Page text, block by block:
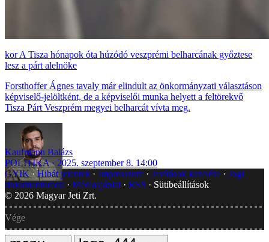
A Tisza hónapok óta húzódó veszprémi belharcának győztese
lesz a párt alelnöke
Forsthoffer Ágnes tavaly már elindult az önkormányzati választáson
képviselő-jelöltként, de a képviselői munka helyett a feltörekvő
Tisza Párt Veszprém megyei belharcát vívta meg.
Kaufmann Balázs
POLITIKA
2025. szeptember 8. 14:00
GYIK
Hibát jelentek Impresszum Javítások kezelése
Jogi
dokumentumok
Médiaajánlat RSS
Sütibeállítások
© 2026 Magyar Jeti Zrt.
Vége